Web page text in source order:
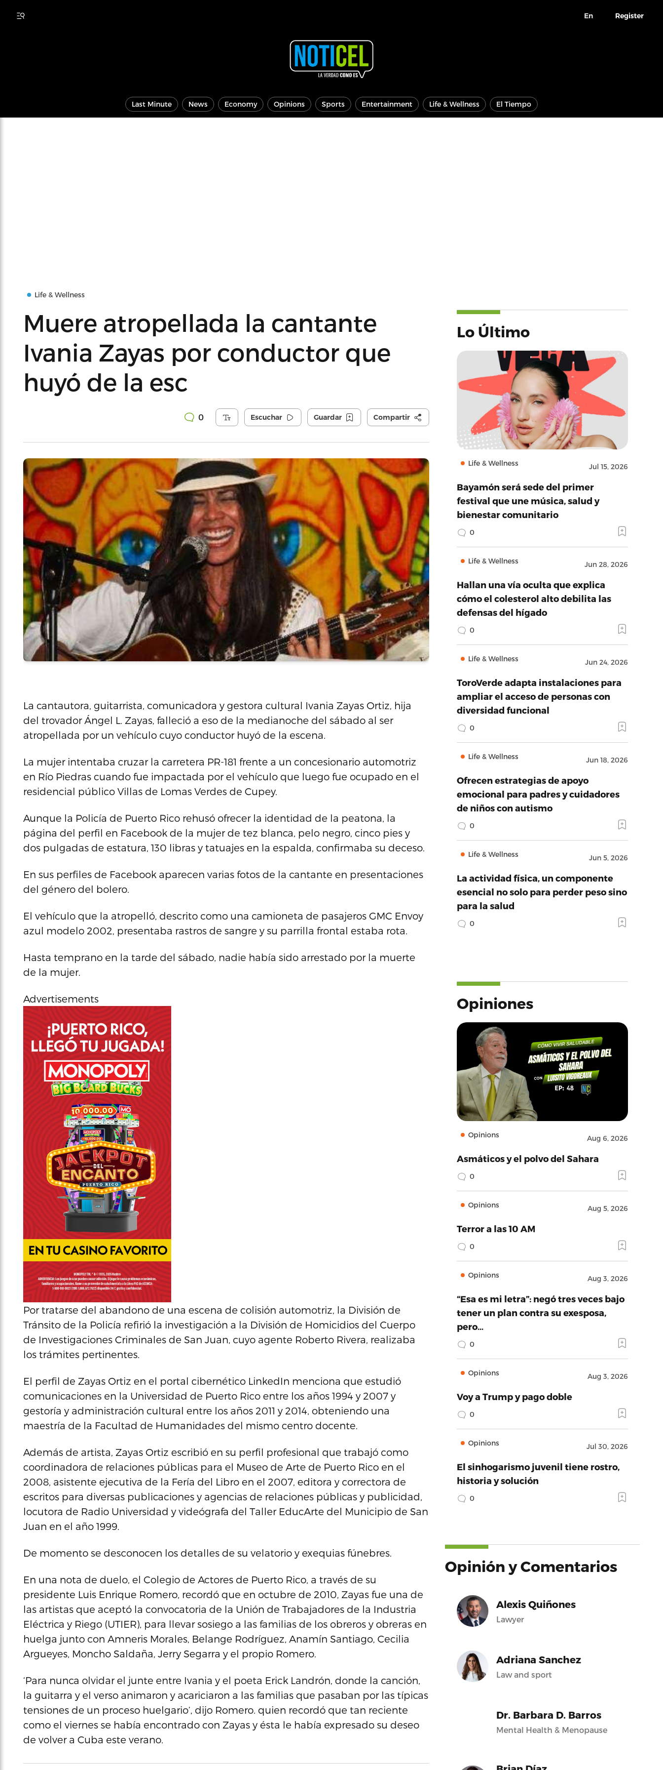
En Register
Last Minute News Economy Opinions Sports Entertainment Life & Wellness El Tiempo
Life & Wellness
Muere atropellada la cantante
Ivania Zayas por conductor que
huyó de la esc
0 Escuchar Guardar Compartir
La cantautora, guitarrista, comunicadora y gestora cultural Ivania Zayas Ortiz, hija
del trovador Ángel L. Zayas, falleció a eso de la medianoche del sábado al ser
atropellada por un vehículo cuyo conductor huyó de la escena.
La mujer intentaba cruzar la carretera PR-181 frente a un concesionario automotriz
en Río Piedras cuando fue impactada por el vehículo que luego fue ocupado en el
residencial público Villas de Lomas Verdes de Cupey.
Aunque la Policía de Puerto Rico rehusó ofrecer la identidad de la peatona, la
página del perfil en Facebook de la mujer de tez blanca, pelo negro, cinco pies y
dos pulgadas de estatura, 130 libras y tatuajes en la espalda, confirmaba su deceso.
En sus perfiles de Facebook aparecen varias fotos de la cantante en presentaciones
del género del bolero.
El vehículo que la atropelló, descrito como una camioneta de pasajeros GMC Envoy
azul modelo 2002, presentaba rastros de sangre y su parrilla frontal estaba rota.
Hasta temprano en la tarde del sábado, nadie había sido arrestado por la muerte
de la mujer.
Advertisements
Por tratarse del abandono de una escena de colisión automotriz, la División de
Tránsito de la Policía refirió la investigación a la División de Homicidios del Cuerpo
de Investigaciones Criminales de San Juan, cuyo agente Roberto Rivera, realizaba
los trámites pertinentes.
El perfil de Zayas Ortiz en el portal cibernético LinkedIn menciona que estudió
comunicaciones en la Universidad de Puerto Rico entre los años 1994 y 2007 y
gestoría y administración cultural entre los años 2011 y 2014, obteniendo una
maestría de la Facultad de Humanidades del mismo centro docente.
Además de artista, Zayas Ortiz escribió en su perfil profesional que trabajó como
coordinadora de relaciones públicas para el Museo de Arte de Puerto Rico en el
2008, asistente ejecutiva de la Fería del Libro en el 2007, editora y correctora de
escritos para diversas publicaciones y agencias de relaciones públicas y publicidad,
locutora de Radio Universidad y videógrafa del Taller EducArte del Municipio de San
Juan en el año 1999.
De momento se desconocen los detalles de su velatorio y exequias fúnebres.
En una nota de duelo, el Colegio de Actores de Puerto Rico, a través de su
presidente Luis Enrique Romero, recordó que en octubre de 2010, Zayas fue una de
las artistas que aceptó la convocatoria de la Unión de Trabajadores de la Industria
Eléctrica y Riego (UTIER), para llevar sosiego a las familias de los obreros y obreras en
huelga junto con Amneris Morales, Belange Rodríguez, Anamín Santiago, Cecilia
Argueyes, Moncho Saldaña, Jerry Segarra y el propio Romero.
‘Para nunca olvidar el junte entre Ivania y el poeta Erick Landrón, donde la canción,
la guitarra y el verso animaron y acariciaron a las familias que pasaban por las típicas
tensiones de un proceso huelgario’, dijo Romero. quien recordó que tan reciente
como el viernes se había encontrado con Zayas y ésta le había expresado su deseo
de volver a Cuba este verano.
Lo Último
Life & Wellness Jul 15, 2026
Bayamón será sede del primer
festival que une música, salud y
bienestar comunitario
0
Life & Wellness Jun 28, 2026
Hallan una vía oculta que explica
cómo el colesterol alto debilita las
defensas del hígado
0
Life & Wellness Jun 24, 2026
ToroVerde adapta instalaciones para
ampliar el acceso de personas con
diversidad funcional
0
Life & Wellness Jun 18, 2026
Ofrecen estrategias de apoyo
emocional para padres y cuidadores
de niños con autismo
0
Life & Wellness Jun 5, 2026
La actividad física, un componente
esencial no solo para perder peso sino
para la salud
0
Opiniones
Opinions Aug 6, 2026
Asmáticos y el polvo del Sahara
0
Opinions Aug 5, 2026
Terror a las 10 AM
0
Opinions Aug 3, 2026
“Esa es mi letra”: negó tres veces bajo
tener un plan contra su exesposa,
pero…
0
Opinions Aug 3, 2026
Voy a Trump y pago doble
0
Opinions Jul 30, 2026
El sinhogarismo juvenil tiene rostro,
historia y solución
0
Opinión y Comentarios
Alexis Quiñones
Lawyer
Adriana Sanchez
Law and sport
Dr. Barbara D. Barros
Mental Health & Menopause